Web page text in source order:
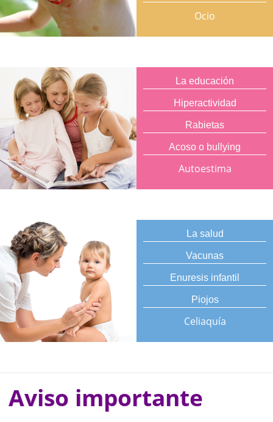
Ocio
La educación
Hiperactividad
Rabietas
Acoso o bullying
Autoestima
La salud
Vacunas
Enuresis infantil
Piojos
Celiaquía
Aviso importante